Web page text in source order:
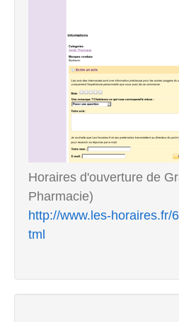
Horaires d'ouverture de
Pharmacie)
http://www.les-horaires.fr/
tml